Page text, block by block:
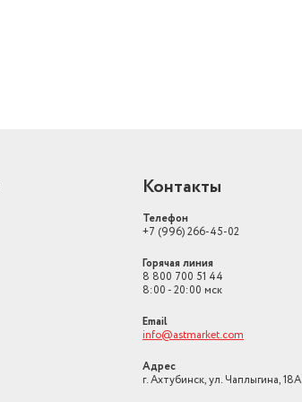
Контакты
Телефон
+7 (996) 266-45-02
Горячая линия
8 800 700 51 44
8:00 - 20:00 мск
Email
info@astmarket.com
Адрес
г. Ахтубинск, ул. Чаплыгина, 18А